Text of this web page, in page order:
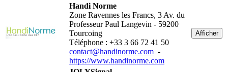
Handi Norme
Zone Ravennes les Francs, 3 Av. du
Professeur Paul Langevin - 59200
Tourcoing
Téléphone : +33 3 66 72 41 50
contact@handinorme.com -
https://www.handinorme.com
Afficher